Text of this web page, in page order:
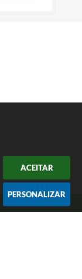
ACEITAR
PERSONALIZAR